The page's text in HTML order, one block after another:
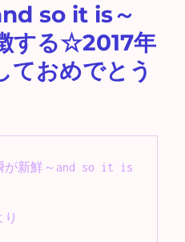
so it is～
する☆2017年
おめでとう
が新鮮～and so it is
り